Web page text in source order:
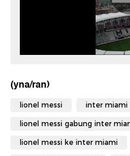
(yna/ran)
lionel messi inter miami
lionel messi gabung inter
lionel messi ke inter miami